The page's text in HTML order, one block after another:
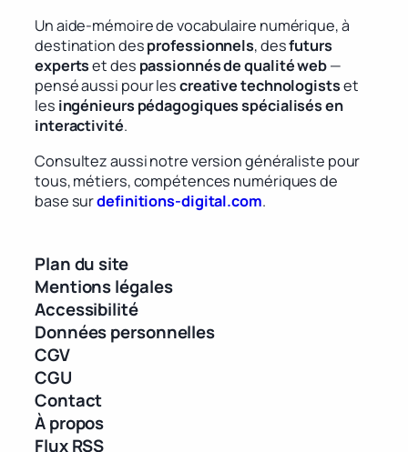
Un aide-mémoire de vocabulaire numérique, à
destination desprofessionnels, desfuturs
expertset des passionnés de qualité web—
pensé aussi pour lescreative technologistset
les ingénieurs pédagogiques spécialisés en
interactivité.
Consultez aussi notre version généraliste pour
tous, métiers, compétences numériques de
base surdefinitions-digital.com.
Plan du site
Mentions légales
Accessibilité
Données personnelles
CGV
CGU
Contact
À propos
Flux RSS